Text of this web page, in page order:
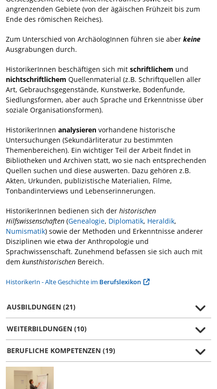
angrenzenden Gebiete (von der ägäischen Frühzeit bis zum
Ende des römischen Reiches).
Zum Unterschied von ArchäologInnen führen sie aber keine
Ausgrabungen durch.
HistorikerInnen beschäftigen sich mit schriftlichem und
nichtschriftlichem Quellenmaterial (z.B. Schriftquellen aller
Art, Gebrauchsgegenstände, Kunstwerke, Bodenfunde,
Siedlungsformen, aber auch Sprache und Erkenntnisse über
soziale Organisationsformen).
HistorikerInnen analysieren vorhandene historische
Untersuchungen (Sekundärliteratur zu bestimmten
Themenbereichen). Ein wichtiger Teil der Arbeit findet in
Bibliotheken und Archiven statt, wo sie nach entsprechenden
Quellen suchen und diese auswerten. Dazu gehören z.B.
Akten, Urkunden, publizistische Materialien, Filme,
Tonbandinterviews und Lebenserinnerungen.
HistorikerInnen bedienen sich der historischen
Hilfswissenschaften (Genealogie, Diplomatik, Heraldik,
Numismatik) sowie der Methoden und Erkenntnisse anderer
Disziplinen wie etwa der Anthropologie und
Sprachwissenschaft. Zunehmend befassen sie sich auch mit
dem kunsthistorischen Bereich.
HistorikerIn - Alte Geschichte im Berufslexikon
AUSBILDUNGEN (21)
WEITERBILDUNGEN (10)
BERUFLICHE KOMPETENZEN (19)